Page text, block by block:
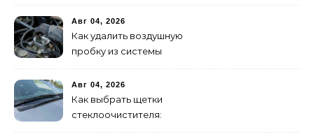
Авг 04, 2026
Как удалить воздушную
пробку из системы
Авг 04, 2026
Как выбрать щетки
стеклоочистителя: